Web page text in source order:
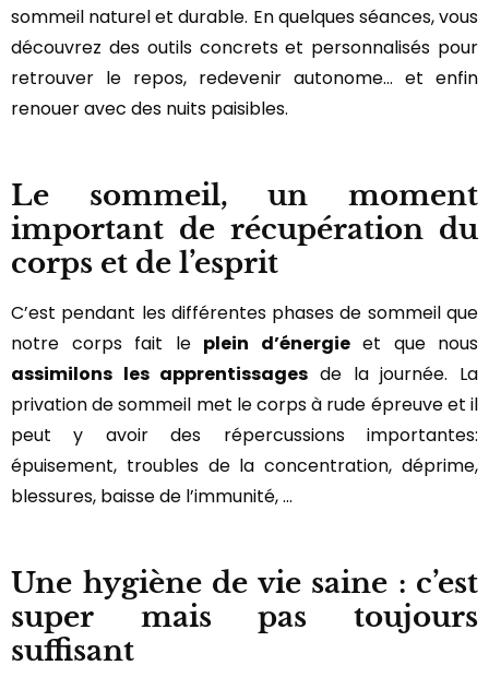
sommeil naturel et durable. En quelques séances, vous
découvrez des outils concrets et personnalisés pour
retrouver le repos, redevenir autonome… et enfin
renouer avec des nuits paisibles.
Le sommeil, un moment
important de récupération du
corps et de l’esprit
C’est pendant les différentes phases de sommeil que
notre corps fait le plein d’énergieet que nous
assimilons les apprentissages de la journée. La
privation de sommeil met le corps à rude épreuve et il
peut y avoir des répercussions importantes:
épuisement, troubles de la concentration, déprime,
blessures, baisse de l’immunité, …
Une hygiène de vie saine : c’est
super mais pas toujours
suffisant